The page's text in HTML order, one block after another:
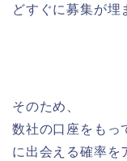
どすぐに募集が埋
そのため、
数社の口座をもっ
に出会える確率を